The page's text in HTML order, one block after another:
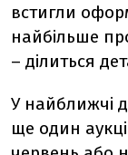
встигли
найбільше
– ділиться
У найближчі
ще один